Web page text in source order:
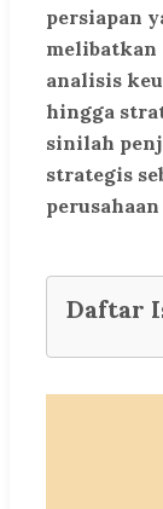
persiapan
melibatkan
analisis
hingga
sinilah
strategis
Daftar